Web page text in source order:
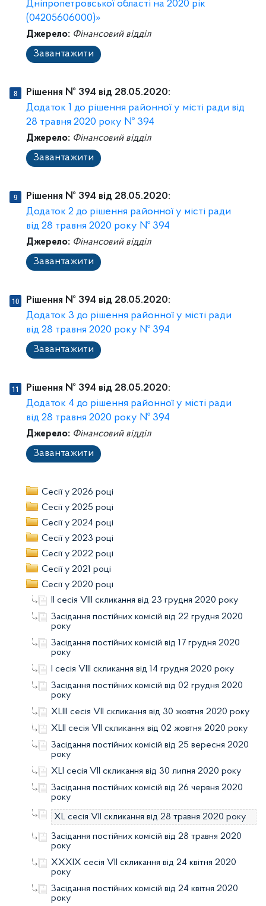
Дніпропетровської області на 2020 рік
(04205606000)»
Джерело: Фінансовий відділ
Завантажити
Рішення № 394 від 28.05.2020:
Додаток 1 до рішення районної у місті ради від
28 травня 2020 року № 394
Джерело: Фінансовий відділ
Завантажити
Рішення № 394 від 28.05.2020:
Додаток 2 до рішення районної у місті ради
від 28 травня 2020 року № 394
Джерело: Фінансовий відділ
Завантажити
Рішення № 394 від 28.05.2020:
Додаток 3 до рішення районної у місті ради
від 28 травня 2020 року № 394
Завантажити
Рішення № 394 від 28.05.2020:
Додаток 4 до рішення районної у місті ради
від 28 травня 2020 року № 394
Джерело: Фінансовий відділ
Завантажити
Сесії у 2026 році
Сесії у 2025 році
Сесії у 2024 році
Сесії у 2023 році
Сесії у 2022 році
Сесії у 2021 році
Сесії у 2020 році
II сесія VIII скликання від 23 грудня 2020 року
Засідання постійних комісій від 22 грудня 2020
року
Засідання постійних комісій від 17 грудня 2020
року
I сесія VIII скликання від 14 грудня 2020 року
Засідання постійних комісій від 02 грудня 2020
року
ХLIII сесія VII скликання від 30 жовтня 2020 року
ХLII сесія VII скликання від 02 жовтня 2020 року
Засідання постійних комісій від 25 вересня 2020
року
ХLI сесія VII скликання від 30 липня 2020 року
Засідання постійних комісій від 26 червня 2020
року
ХL сесія VII скликання від 28 травня 2020 року
Засідання постійних комісій від 28 травня 2020
року
ХХХIX сесія VII скликання від 24 квітня 2020
року
Засідання постійних комісій від 24 квітня 2020
року